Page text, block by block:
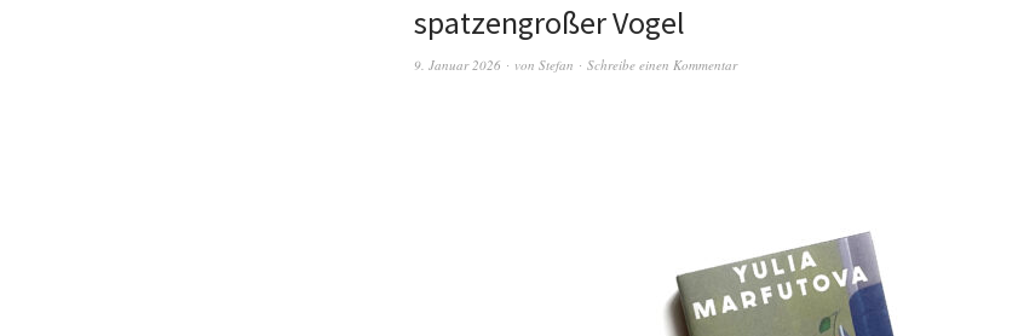
spatzengroßer Vogel
9. Januar 2026 von Stefan Schreibe einen Kommentar